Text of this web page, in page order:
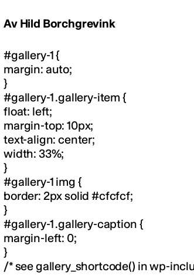
Av Hild Borchgrevink
#gallery-1 {
margin: auto;
}
#gallery-1 .gallery-item {
float: left;
margin-top: 10px;
text-align: center;
width: 33%;
}
#gallery-1 img {
border: 2px solid #cfcfcf;
}
#gallery-1 .gallery-caption {
margin-left: 0;
}
/* see gallery_shortcode() in wp-